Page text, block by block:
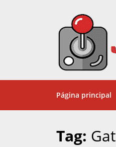
Página principal
Tag: